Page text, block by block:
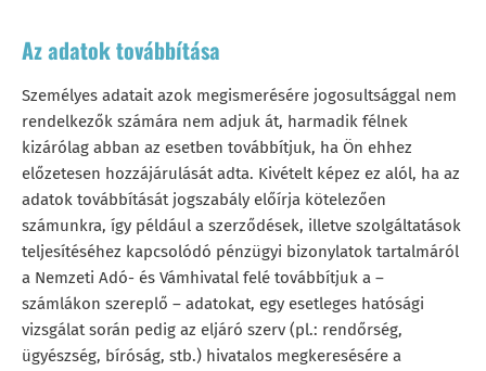
Az adatok továbbítása
Személyes adatait azok megismerésére jogosultsággal nem
rendelkezők számára nem adjuk át, harmadik félnek
kizárólag abban az esetben továbbítjuk, ha Ön ehhez
előzetesen hozzájárulását adta. Kivételt képez ez alól, ha az
adatok továbbítását jogszabály előírja kötelezően
számunkra, így például a szerződések, illetve szolgáltatások
teljesítéséhez kapcsolódó pénzügyi bizonylatok tartalmáról
a Nemzeti Adó- és Vámhivatal felé továbbítjuk a –
számlákon szereplő – adatokat, egy esetleges hatósági
vizsgálat során pedig az eljáró szerv (pl.: rendőrség,
ügyészség, bíróság, stb.) hivatalos megkeresésére a